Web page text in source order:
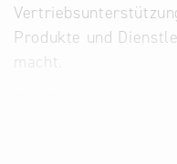
Produkte und
macht.
Partnership“ ist
zeigen ihr gesamtes